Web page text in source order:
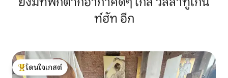
ท์ฮัท อีก
โดนใจเกสต์ที่สุด
โดนใจเกสต์